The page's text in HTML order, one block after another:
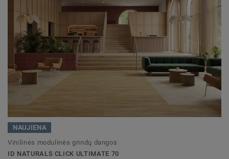
NAUJIENA
Vinilinės modulinės grindų dangos
ID NATURALS CLICK ULTIMATE 70